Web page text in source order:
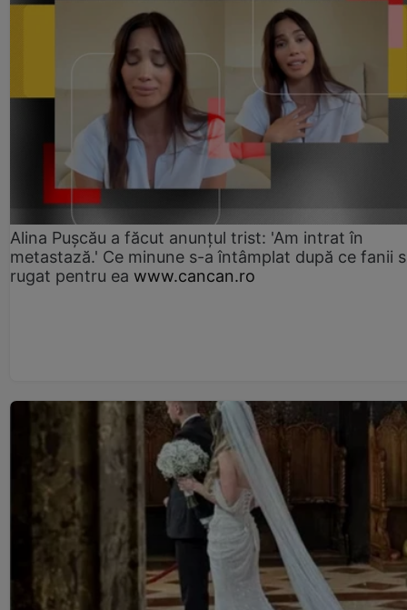
Alina Pușcău a făcut anunțul trist: 'Am intrat în
metastază.' Ce minune s-a întâmplat după ce fanii
rugat pentru ea www.cancan.ro